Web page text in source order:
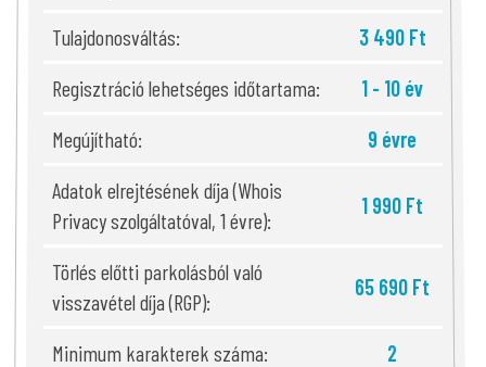
Tulajdonosváltás:
3 490 Ft
Regisztráció lehetséges időtartama:
1 - 10 év
Megújítható:
9 évre
Adatok elrejtésének díja (Whois
Privacy szolgáltatóval, 1 évre):
1 990 Ft
Törlés előtti parkolásból való
visszavétel díja (RGP):
65 690 Ft
Minimum karakterek száma:
2